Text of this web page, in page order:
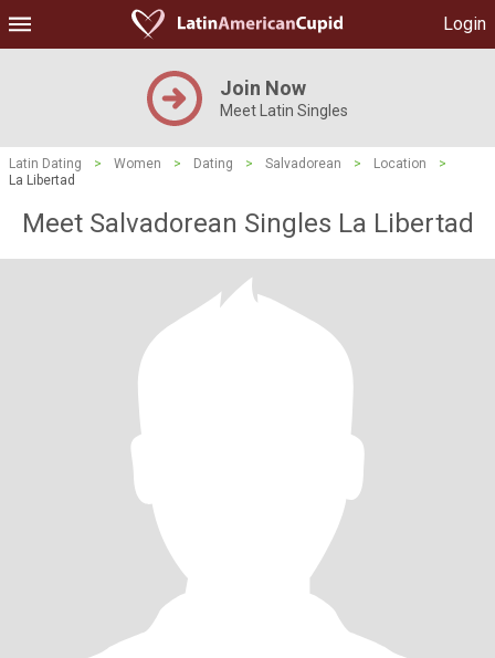
Login
Join Now
Meet Latin Singles
Latin Dating > Women > Dating > Salvadorean > Location
>
La Libertad
Meet Salvadorean Singles La Libertad